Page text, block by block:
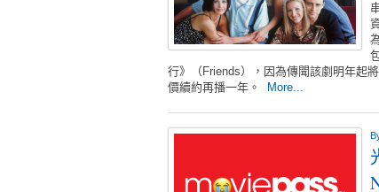
行》（Friends），因為傳聞該劇明年起
價續約再播一年。
More...